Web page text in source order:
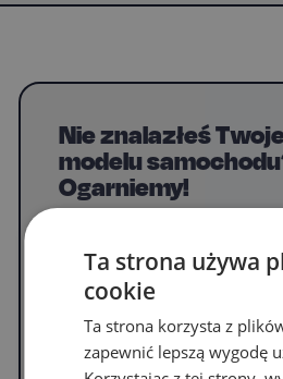
Nie znalazłeś
modelu
Ogarniemy!
WYPEŁNIJ FORMULARZ
Ta strona używa
cookie
Ta strona korzysta z
zapewnić lepszą wygodę